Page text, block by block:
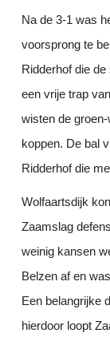
Na de 3-1 was
voorsprong te
Ridderhof die
een vrije trap
wisten de
koppen. De bal
Ridderhof die
Wolfaartsdijk
Zaamslag
weinig kansen
Belzen af en
Een belangrijke
hierdoor loopt